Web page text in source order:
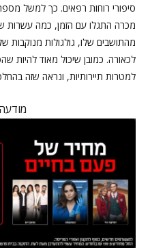
סיפורי רוחות רפאים. כך למשל
מכרה התגלו עם הזמן, כמה עשרות
מהתושבים שלו, גולגולות מנוקבות
לכאורה. כמובן שיכול מאוד להיות
למטרות תיירותיות, ונראה שזה
מודעה